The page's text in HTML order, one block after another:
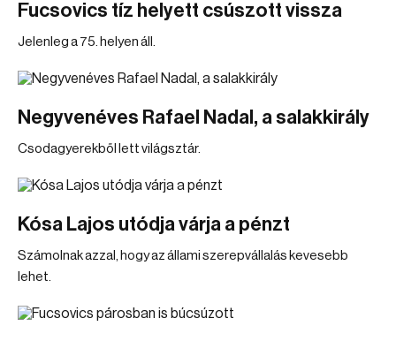
Fucsovics tíz helyett csúszott vissza
Jelenleg a 75. helyen áll.
Negyvenéves Rafael Nadal, a salakkirály
Csodagyerekből lett világsztár.
Kósa Lajos utódja várja a pénzt
Számolnak azzal, hogy az állami szerepvállalás kevesebb
lehet.